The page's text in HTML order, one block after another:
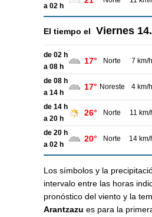
a 02 h
El tiempo el Viernes
de 02 h
a 08 h
17° Norte 7 km/h
de 08 h
a 14 h
17° Noreste 4 km/h
de 14 h
a 20 h
26° Norte 11 km/
de 20 h
a 02 h
20° Norte 14 km/
Los símbolos y la
intervalo entre las horas
pronóstico del viento y la
Arantzazu es para la